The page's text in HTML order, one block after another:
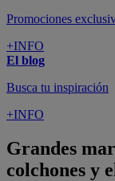
Promociones
+INFO
El blog
Busca tu inspiración
+INFO
Grandes
colchones y